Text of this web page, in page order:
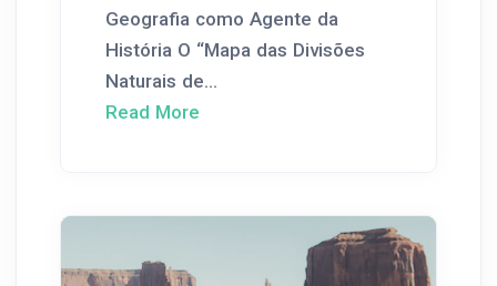
Geografia como Agente da
História O “Mapa das Divisões
Naturais de...
Read More